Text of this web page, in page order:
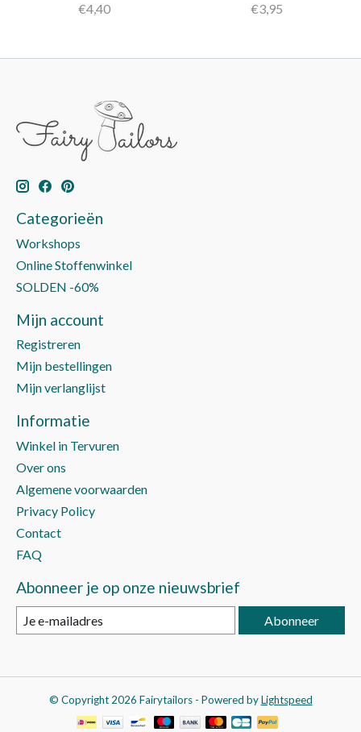
€4,40
€3,95
Categorieën
Workshops
Online Stoffenwinkel
SOLDEN -60%
Mijn account
Registreren
Mijn bestellingen
Mijn verlanglijst
Informatie
Winkel in Tervuren
Over ons
Algemene voorwaarden
Privacy Policy
Contact
FAQ
Abonneer je op onze nieuwsbrief
Abonneer
© Copyright 2026 Fairytailors - Powered byLightspeed